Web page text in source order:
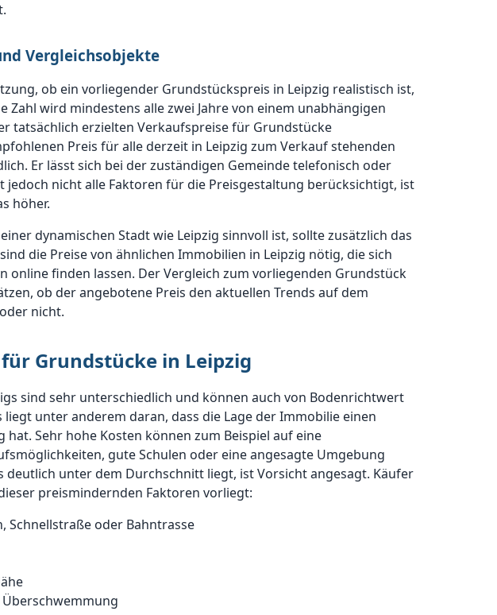
Vergleichsobjekte
ob ein vorliegender Grundstückspreis in Leipzig realistisch ist,
Zahl wird mindestens alle zwei Jahre von einem unabhängigen
tatsächlich erzielten Verkaufspreise für Grundstücke
Preis für alle derzeit in Leipzig zum Verkauf stehenden
Er lässt sich bei der zuständigen Gemeinde telefonisch oder
nicht alle Faktoren für die Preisgestaltung berücksichtigt, ist
höher.
dynamischen Stadt wie Leipzig sinnvoll ist, sollte zusätzlich das
die Preise von ähnlichen Immobilien in Leipzig nötig, die sich
online finden lassen. Der Vergleich zum vorliegenden Grundstück
ob der angebotene Preis den aktuellen Trends auf dem
nicht.
Grundstücke in Leipzig
sind sehr unterschiedlich und können auch von Bodenrichtwert
unter anderem daran, dass die Lage der Immobilie einen
Sehr hohe Kosten können zum Beispiel auf eine
gute Schulen oder eine angesagte Umgebung
deutlich unter dem Durchschnitt liegt, ist Vorsicht angesagt. Käufer
preismindernden Faktoren vorliegt:
Schnellstraße oder Bahntrasse